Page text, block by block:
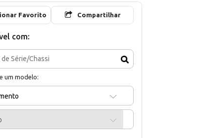
Favorito Compartilhar
com:
um modelo: